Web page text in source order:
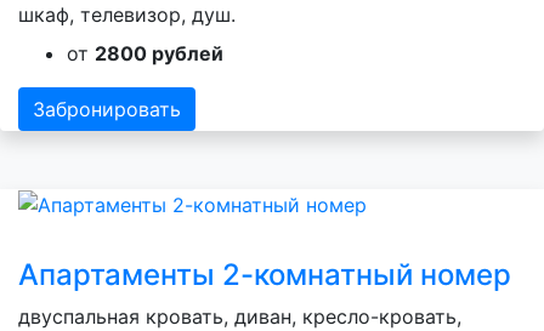
шкаф, телевизор, душ.
от 2800 рублей
Забронировать
Апартаменты 2-комнатный номер
двуспальная кровать, диван, кресло-кровать,